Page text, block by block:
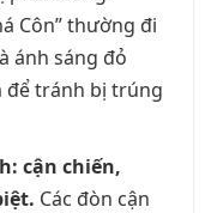
Côn” thường đi
ánh sáng đỏ
để tránh bị trúng
cận chiến,
Các đòn cận